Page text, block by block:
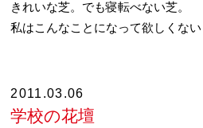
きれいな芝。でも寝転べない芝。
私はこんなことになって欲しくない
2011.03.06
学校の花壇